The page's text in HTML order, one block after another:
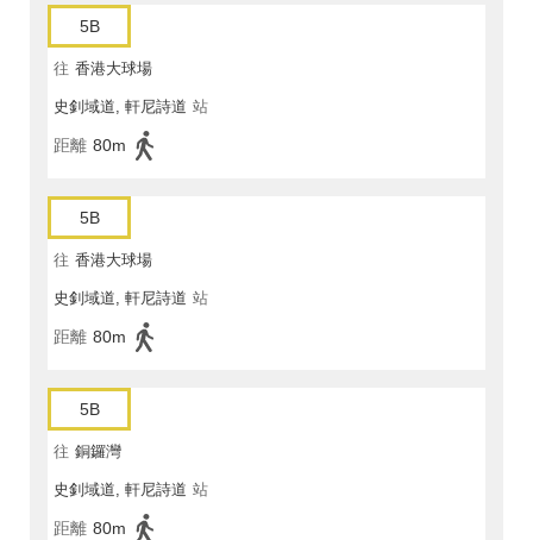
5B
往 香港大球場
史釗域道, 軒尼詩道 站
距離 80m
5B
往 香港大球場
史釗域道, 軒尼詩道 站
距離 80m
5B
往 銅鑼灣
史釗域道, 軒尼詩道 站
距離 80m